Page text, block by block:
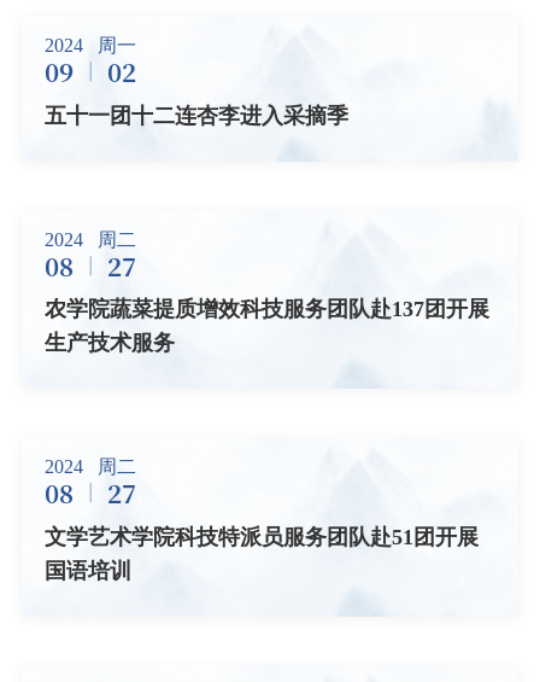
2024 周一
09 02
五十一团十二连杏李进入采摘季
2024 周二
08 27
农学院蔬菜提质增效科技服务团队赴137团开展
生产技术服务
2024 周二
08 27
文学艺术学院科技特派员服务团队赴51团开展
国语培训